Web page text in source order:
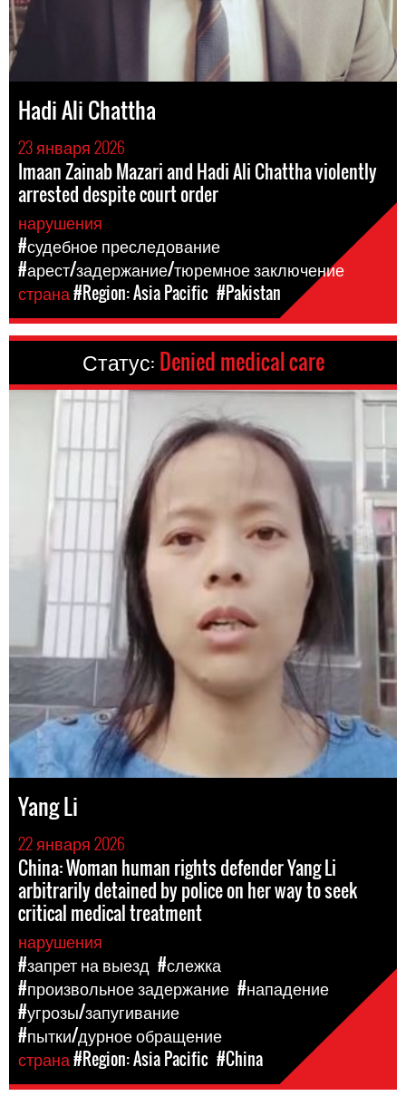
Hadi Ali Chattha
23 января 2026
Imaan Zainab Mazari and Hadi Ali Chattha violently
arrested despite court order
нарушения
#судебное преследование
#арест/задержание/тюремное заключение
страна#Region: Asia Pacific #Pakistan
Статус: Denied medical care
Yang Li
22 января 2026
China: Woman human rights defender Yang Li
arbitrarily detained by police on her way to seek
critical medical treatment
нарушения
#запрет на выезд #слежка
#произвольное задержание #нападение
#угрозы/запугивание
#пытки/дурное обращение
страна#Region: Asia Pacific #China